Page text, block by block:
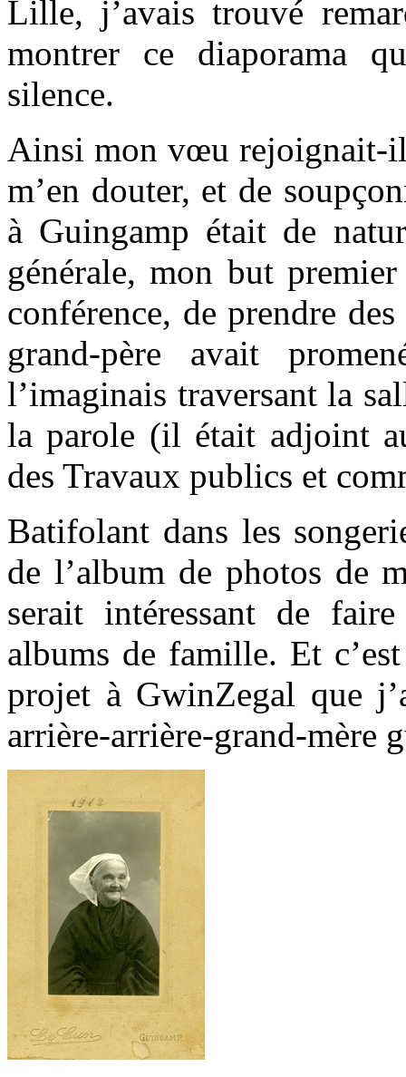
Lille, j’avais trouvé
montrer ce diaporama
silence.
Ainsi mon vœu rejoignait-
m’en douter, et de
à Guingamp était de
générale, mon but
conférence, de prendre
grand-père avait
l’imaginais traversant la
la parole (il était adjoint
des Travaux publics et
Batifolant dans les
de l’album de photos de
serait intéressant de
albums de famille. Et
projet à GwinZegal que
arrière-arrière-grand-mère